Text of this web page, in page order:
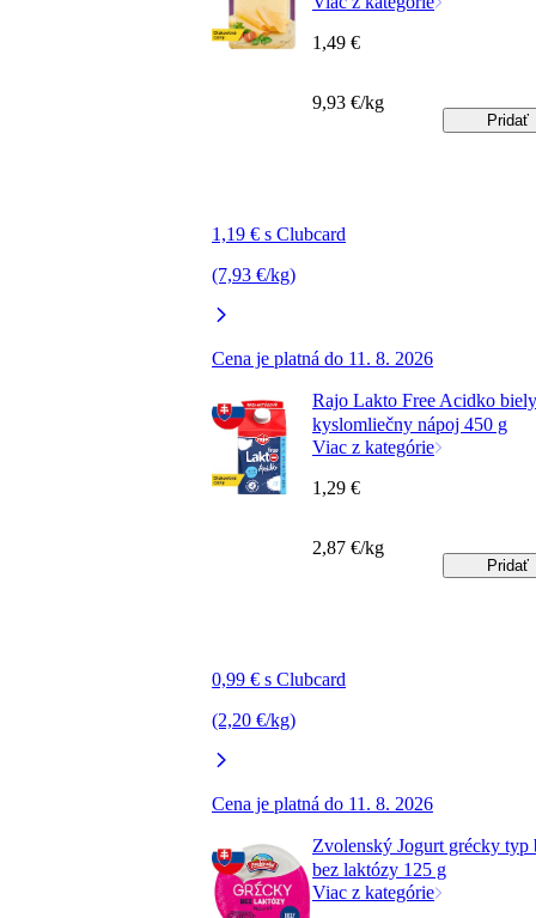
1,19 € s Clubcard
(7,93 €/kg)
Cena je platná do 11. 8. 2026
1,49 €
9,93 €/kg
Pridať
Rajo Lakto Free Acidko
kyslomliečny nápoj 450 g
Viac z kategórie
0,99 € s Clubcard
(2,20 €/kg)
Cena je platná do 11. 8. 2026
1,29 €
2,87 €/kg
Pridať
Zvolenský Jogurt grécky typ
bez laktózy 125 g
Viac z kategórie